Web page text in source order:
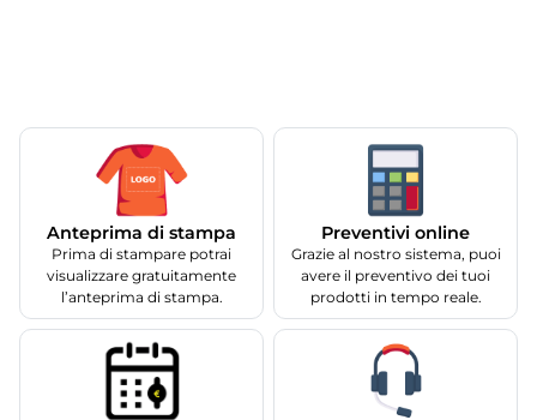
Anteprima di stampa
Prima di stampare potrai
visualizzare gratuitamente
l’anteprima di stampa.
Preventivi online
Grazie al nostro sistema, puoi
avere il preventivo dei tuoi
prodotti in tempo reale.